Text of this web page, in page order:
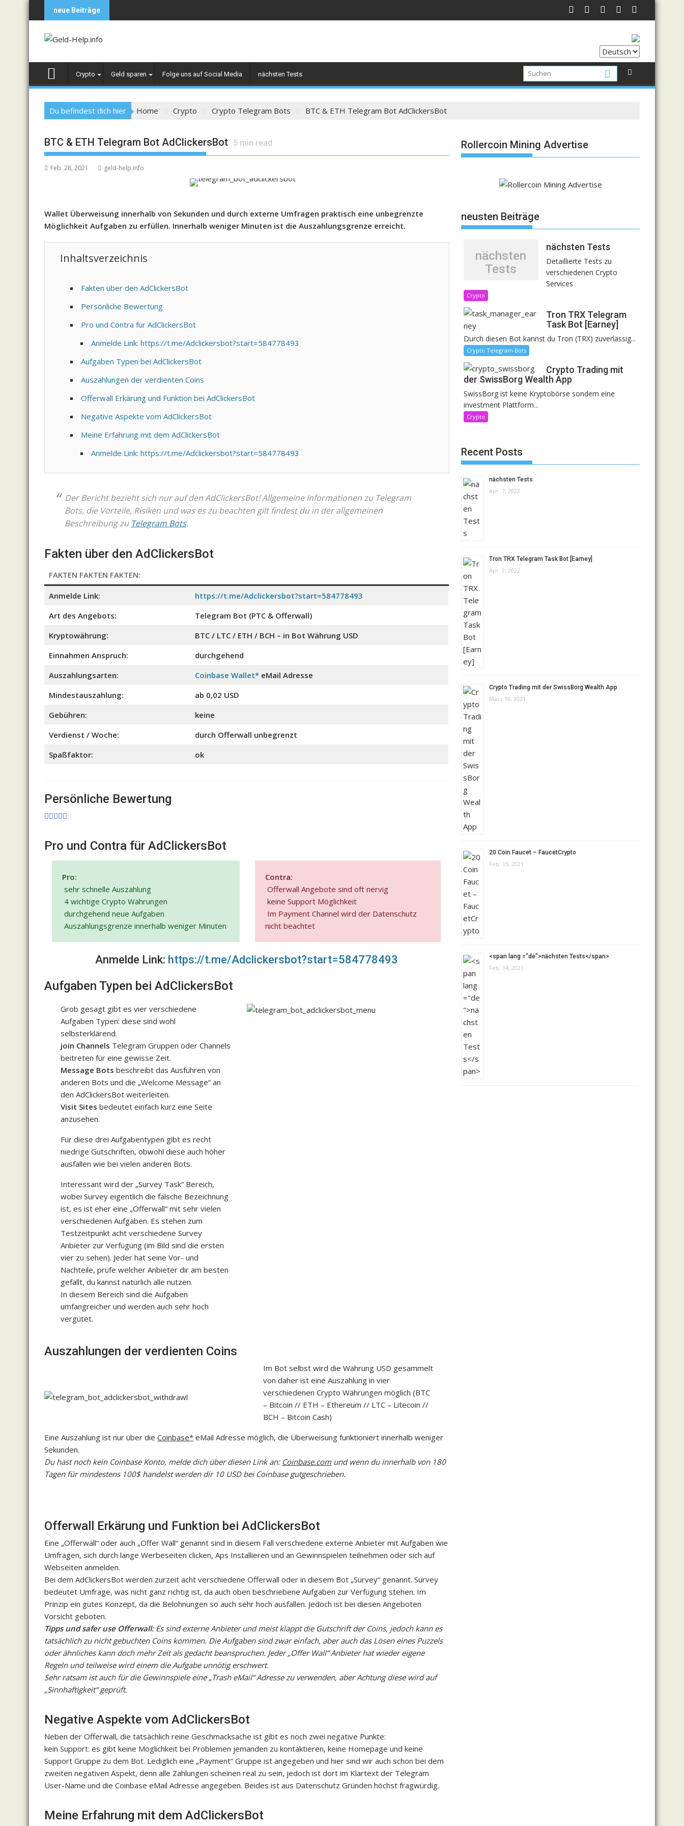
to
neue Beiträge
Crypto Geld sparen Folge uns auf Social Media nächsten Tests
Du befindest dich hier Home Crypto Crypto Telegram Bots BTC & ETH Telegram Bot AdClickersBot
BTC & ETH Telegram Bot AdClickersBot 5 min read
Feb. 28, 2021 geld-help.info
Wallet Überweisung innerhalb von Sekunden und durch externe Umfragen praktisch eine unbegrenzte
Möglichkeit Aufgaben zu erfüllen. Innerhalb weniger Minuten ist die Auszahlungsgrenze erreicht.
Inhaltsverzeichnis
Fakten über den AdClickersBot
Persönliche Bewertung
Pro und Contra für AdClickersBot
Anmelde Link: https://t.me/Adclickersbot?start=584778493
Aufgaben Typen bei AdClickersBot
Auszahlungen der verdienten Coins
Offerwall Erkärung und Funktion bei AdClickersBot
Negative Aspekte vom AdClickersBot
Meine Erfahrung mit dem AdClickersBot
Anmelde Link: https://t.me/Adclickersbot?start=584778493
Der Bericht bezieht sich nur auf den AdClickersBot! Allgemeine Informationen zu Telegram
Bots, die Vorteile, Risiken und was es zu beachten gilt findest du in der allgemeinen
Beschreibung zu Telegram Bots.
Fakten über den AdClickersBot
FAKTEN FAKTEN FAKTEN:
Anmelde Link:
https://t.me/Adclickersbot?start=584778493
Art des Angebots:
Telegram Bot (PTC & Offerwall)
Kryptowährung:
BTC / LTC / ETH / BCH – in Bot Währung USD
Einnahmen Anspruch:
durchgehend
Auszahlungsarten:
Coinbase Wallet*eMail Adresse
Mindestauszahlung:
ab 0,02 USD
Gebühren:
keine
Verdienst / Woche:
durch Offerwall unbegrenzt
Spaßfaktor:
ok
Persönliche Bewertung
Pro und Contra für AdClickersBot
Pro:
sehr schnelle Auszahlung
4 wichtige Crypto Währungen
durchgehend neue Aufgaben
Auszahlungsgrenze innerhalb weniger Minuten
Contra:
Offerwall Angebote sind oft nervig
keine Support Möglichkeit
Im Payment Channel wird der Datenschutz
nicht beachtet
Anmelde Link: https://t.me/Adclickersbot?start=584778493
Aufgaben Typen bei AdClickersBot
Grob gesagt gibt es vier verschiedene
Aufgaben Typen: diese sind wohl
selbsterklärend.
join Channels Telegram Gruppen oder Channels
beitreten für eine gewisse Zeit.
Message Bots beschreibt das Ausführen von
anderen Bots und die „Welcome Message“ an
den AdClickersBot weiterleiten.
Visit Sites bedeutet einfach kurz eine Seite
anzusehen.
Für diese drei Aufgabentypen gibt es recht
niedrige Gutschriften, obwohl diese auch höher
ausfallen wie bei vielen anderen Bots.
Interessant wird der „Survey Task“ Bereich,
wobei Survey eigentlich die falsche Bezeichnung
ist, es ist eher eine „Offerwall“ mit sehr vielen
verschiedenen Aufgaben. Es stehen zum
Testzeitpunkt acht verschiedene Survey
Anbieter zur Verfügung (im Bild sind die ersten
vier zu sehen). Jeder hat seine Vor- und
Nachteile, prüfe welcher Anbieter dir am besten
gefällt, du kannst natürlich alle nutzen.
In diesem Bereich sind die Aufgaben
umfangreicher und werden auch sehr hoch
vergütet.
Auszahlungen der verdienten Coins
Im Bot selbst wird die Währung USD gesammelt
von daher ist eine Auszahlung in vier
verschiedenen Crypto Währungen möglich (BTC
– Bitcoin // ETH – Ethereum // LTC – Litecoin //
BCH – Bitcoin Cash)
Eine Auszahlung ist nur über die Coinbase* eMail Adresse möglich, die Überweisung funktioniert innerhalb weniger
Sekunden.
Du hast noch kein Coinbase Konto, melde dich über diesen Link an: Coinbase.com und wenn du innerhalb von 180
Tagen für mindestens 100$ handelst werden dir 10 USD bei Coinbase gutgeschrieben.
Offerwall Erkärung und Funktion bei AdClickersBot
Eine „Offerwall“ oder auch „Offer Wall“ genannt sind in diesem Fall verschiedene externe Anbieter mit Aufgaben wie
Umfragen, sich durch lange Werbeseiten clicken, Aps Installieren und an Gewinnspielen teilnehmen oder sich auf
Webseiten anmelden.
Bei dem AdClickersBot werden zurzeit acht verschiedene Offerwall oder in diesem Bot „Survey“ genannt. Survey
bedeutet Umfrage, was nicht ganz richtig ist, da auch oben beschriebene Aufgaben zur Verfügung stehen. Im
Prinzip ein gutes Konzept, da die Belohnungen so auch sehr hoch ausfallen. Jedoch ist bei diesen Angeboten
Vorsicht geboten.
Tipps und safer use Offerwall: Es sind externe Anbieter und meist klappt die Gutschrift der Coins, jedoch kann es
tatsächlich zu nicht gebuchten Coins kommen. Die Aufgaben sind zwar einfach, aber auch das Lösen eines Puzzels
oder ähnliches kann doch mehr Zeit als gedacht beanspruchen. Jeder „Offer Wall“ Anbieter hat wieder eigene
Regeln und teilweise wird einem die Aufgabe unnötig erschwert.
Sehr ratsam ist auch für die Gewinnspiele eine „Trash eMail“ Adresse zu verwenden, aber Achtung diese wird auf
„Sinnhaftigkeit“ geprüft.
Negative Aspekte vom AdClickersBot
Neben der Offerwall, die tatsächlich reine Geschmacksache ist gibt es noch zwei negative Punkte:
kein Support: es gibt keine Möglichkeit bei Problemen jemanden zu kontaktieren, keine Homepage und keine
Support Gruppe zu dem Bot. Lediglich eine „Payment“ Gruppe ist angegeben und hier sind wir auch schon bei dem
zweiten negativen Aspekt, denn alle Zahlungen scheinen real zu sein, jedoch ist dort im Klartext der Telegram
User-Name und die Coinbase eMail Adresse angegeben. Beides ist aus Datenschutz Gründen höchst fragwürdig.
Meine Erfahrung mit dem AdClickersBot
Rollercoin Mining Advertise
neusten Beiträge
nächsten
Tests
nächsten Tests
Detaillierte Tests zu
verschiedenen Crypto
Services
Crypto
Tron TRX Telegram
Task Bot [Earney]
Durch diesen Bot kannst du Tron (TRX) zuverlässig...
Crypto Telegram Bots
Crypto Trading mit
der SwissBorg Wealth App
SwissBorg ist keine Kryptobörse sondern eine
investment Plattform...
Crypto
Recent Posts
nächsten Tests
Apr. 7, 2022
Tron TRX Telegram Task Bot [Earney]
Apr. 2, 2022
Crypto Trading mit der SwissBorg Wealth App
März 18, 2021
20 Coin Faucet – FaucetCrypto
Feb. 15, 2021
<span lang ="de">nächsten Tests</span>
Feb. 14, 2021